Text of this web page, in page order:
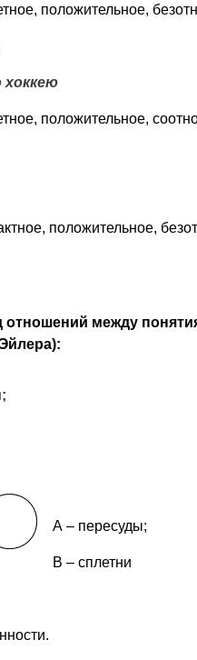
положительное,
хоккею
положительное,
положительное,
отношений между
А – пересуды;
В – сплетни